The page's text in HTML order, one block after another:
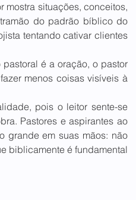
mostra situações, conceitos,
do padrão bíblico do
tentando cativar clientes
é a oração, o pastor
menos coisas visíveis à
pois o leitor sente-se
Pastores e aspirantes ao
grande em suas mãos: não
biblicamente é fundamental